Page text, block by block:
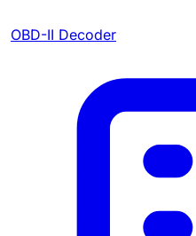
OBD-II Decoder